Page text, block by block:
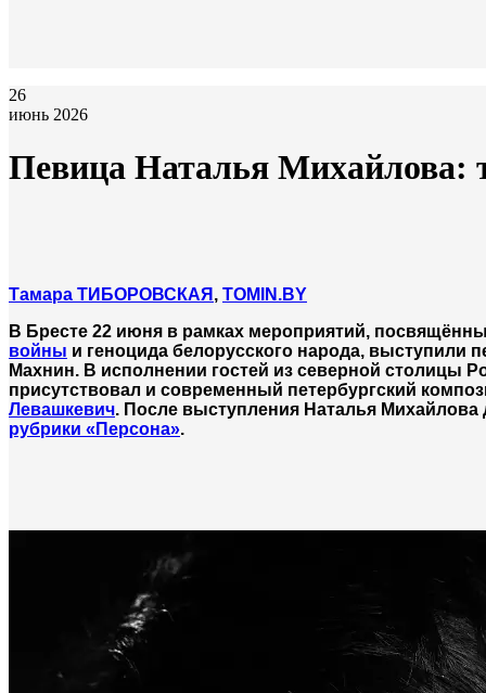
26
июнь 2026
Певица Наталья Михайлова:
Тамара ТИБОРОВСКАЯ , TOMIN.BY
В Бресте 22 июня в рамках мероприятий,
войны и геноцида белорусского народа, выступили
Махнин. В исполнении гостей из северной столицы
присутствовал и современный петербургский
Левашкевич. После выступления Наталья Михайлова
рубрики «Персона».